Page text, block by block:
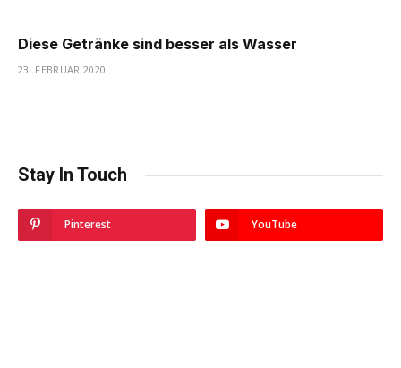
Diese Getränke sind besser als Wasser
23. FEBRUAR 2020
Stay In Touch
Pinterest YouTube